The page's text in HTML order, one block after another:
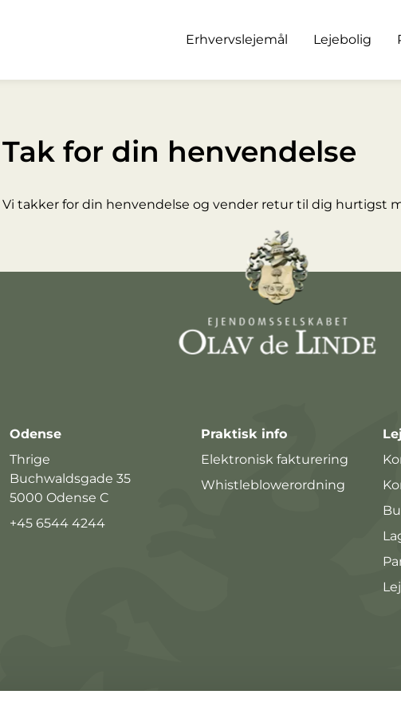
Erhvervslejemål Lejebolig
Tak for din henvendelse
Vi takker for din henvendelse og vender retur til dig hurtigst
Odense
Thrige
Buchwaldsgade 35
5000 Odense C
+45 6544 4244
Praktisk info
Elektronisk fakturering
Whistleblowerordning